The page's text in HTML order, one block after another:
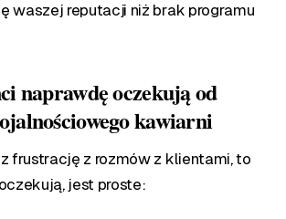
waszej reputacji niż brak programu
naprawdę oczekują od
kawiarni
frustrację z rozmów z klientami, to
jest proste: